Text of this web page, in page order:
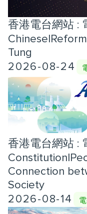
香港電台網站 :
Tung
2026-08-24
香港電台網站 :
Connection
Society
2026-08-14